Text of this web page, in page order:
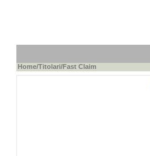
Home/Titolari/Fast Claim